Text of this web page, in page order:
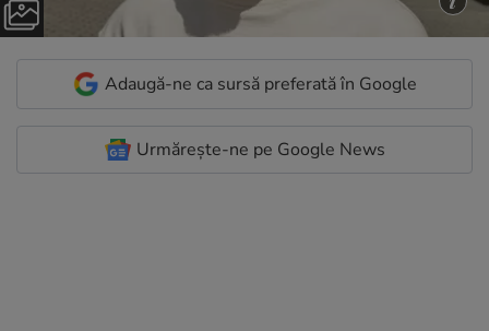
Adaugă-ne ca sursă preferată în Google
Urmărește-ne pe Google News